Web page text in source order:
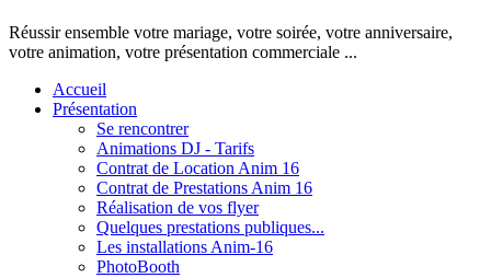
Réussir ensemble votre mariage, votre soirée, votre anniversaire,
votre animation, votre présentation commerciale ...
Accueil
Présentation
Se rencontrer
Animations DJ - Tarifs
Contrat de Location Anim 16
Contrat de Prestations Anim 16
Réalisation de vos flyer
Quelques prestations publiques...
Les installations Anim-16
PhotoBooth